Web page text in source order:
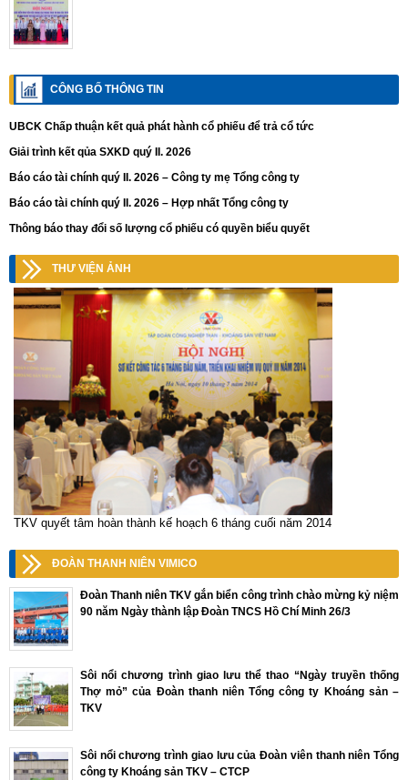
CÔNG BỐ THÔNG TIN
UBCK Chấp thuận kết quả phát hành cổ phiếu để trả cổ tức
Giải trình kết qủa SXKD quý II. 2026
Báo cáo tài chính quý II. 2026 – Công ty mẹ Tổng công ty
Báo cáo tài chính quý II. 2026 – Hợp nhất Tổng công ty
Thông báo thay đổi số lượng cổ phiếu có quyền biểu quyết
THƯ VIỆN ẢNH
TKV quyết tâm hoàn thành kế hoạch 6 tháng cuối năm 2014
ĐOÀN THANH NIÊN VIMICO
Đoàn Thanh niên TKV gắn biển công trình chào mừng kỷ niệm
90 năm Ngày thành lập Đoàn TNCS Hồ Chí Minh 26/3
Sôi nổi chương trình giao lưu thể thao “Ngày truyền thống
Thợ mỏ” của Đoàn thanh niên Tổng công ty Khoáng sản –
TKV
Sôi nổi chương trình giao lưu của Đoàn viên thanh niên Tổng
công ty Khoáng sản TKV – CTCP